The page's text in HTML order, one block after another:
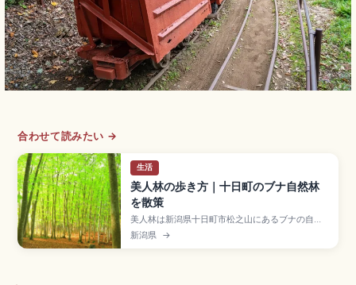
合わせて読みたい →
生活
美人林の歩き方｜十日町のブナ自然林
を散策
美人林は新潟県十日町市松之山にあるブナの自然
再生林で、伐採跡地にまっすぐ伸びる木立が美し
い女性のように見えることから名付けられた幻想
新潟県 →